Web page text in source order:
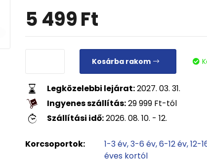
5 499Ft
Kosárba rakom
Legközelebbi lejárat:2027. 03. 31.
Ingyenes szállítás:29 999 Ft-tól
Szállítási idő:2026. 08. 10. - 12.
Korcsoportok: 1-3 év 3-6 év 6-12 év 12-
éves kortól